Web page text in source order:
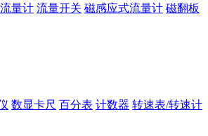
量计 流量开关 磁感应式流量计 磁翻板
数显卡尺 百分表 计数器 转速表/转速计